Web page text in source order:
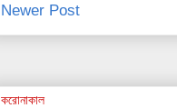
Newer Post
করোনাকাল